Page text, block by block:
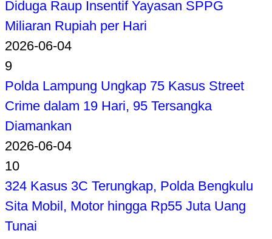
Diduga Raup Insentif Yayasan SPPG
Miliaran Rupiah per Hari
2026-06-04
9
Polda Lampung Ungkap 75 Kasus Street
Crime dalam 19 Hari, 95 Tersangka
Diamankan
2026-06-04
10
324 Kasus 3C Terungkap, Polda Bengkulu
Sita Mobil, Motor hingga Rp55 Juta Uang
Tunai